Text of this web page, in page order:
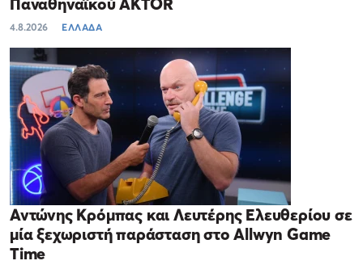
Παναθηναϊκού AKTOR
4.8.2026 ΕΛΛΑΔΑ
Αντώνης Κρόμπας και Λευτέρης Ελευθερίου σε
μία ξεχωριστή παράσταση στο Allwyn Game
Time